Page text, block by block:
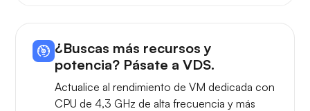
¿Buscas más recursos y
potencia? Pásate a VDS.
Actualice al rendimiento de VM dedicada con
CPU de 4,3 GHz de alta frecuencia y más